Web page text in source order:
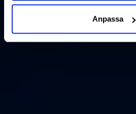
Anpassa